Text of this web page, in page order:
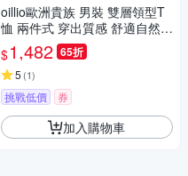
oillio歐洲貴族 男裝 雙層領型T
恤 兩件式 穿出質感 舒適自然棉
男女裝 黑色 法國品牌 有大尺碼
$1,482 65折
5 (1)
挑戰低價 券
加入購物車